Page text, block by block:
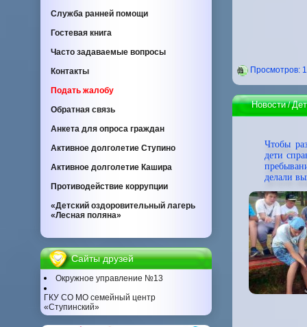
Служба ранней помощи
Гостевая книга
Часто задаваемые вопросы
Контакты
Подать жалобу
Обратная связь
Анкета для опроса граждан
Активное долголетие Ступино
Активное долголетие Кашира
Противодействие коррупции
«Детский оздоровительный лагерь
«Лесная поляна»
Сайты друзей
Окружное управление №13
ГКУ СО МО семейный центр
«Ступинский»
Проcмотров:
Новости/
Чтобы
дети
делали